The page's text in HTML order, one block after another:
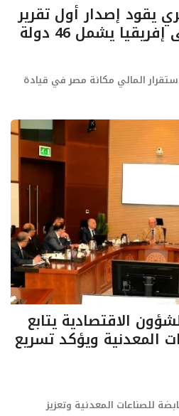
يقود إصدار أول تقرير
يشمل 46 دولة
المالي مكانة مصر في قيادة
الاقتصادية يتابع
المعدنية ويؤكد تسريع
للصناعات المعدنية وتعزيز